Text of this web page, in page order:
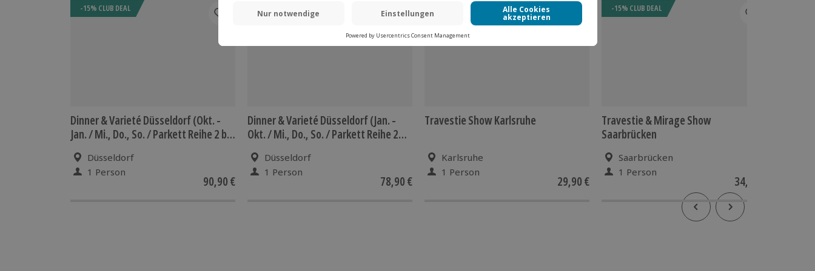
-15% CLUB DEAL
Dinner & Varieté Düsseldorf (Okt. -
Jan. / Mi., Do., So. / Parkett Reihe 2 bis
Düsseldorf
1 Person
90,90 €
-15% CLUB DEAL
Dinner & Varieté Düsseldorf (Jan. -
Okt. / Mi., Do., So. / Parkett Reihe 2
Düsseldorf
1 Person
78,90 €
Travestie Show Karlsruhe
Karlsruhe
1 Person
29,90 €
-15% CLUB DEAL
Travestie & Mirage Show
Saarbrücken
Saarbrücken
1 Person
34,90 €